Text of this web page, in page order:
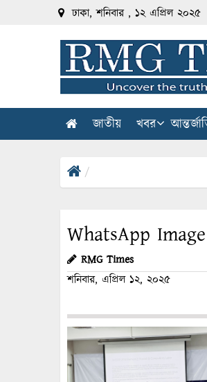
ঢাকা, শনিবার , ১২ এপ্রিল ২০২৫
জাতীয় খবর
WhatsApp
RMG Times
শনিবার, এপ্রিল ১২, ২০২৫